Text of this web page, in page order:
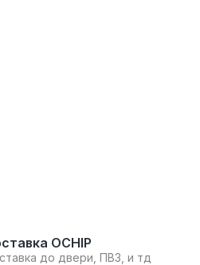
OCHIP
до двери, ПВЗ, и тд